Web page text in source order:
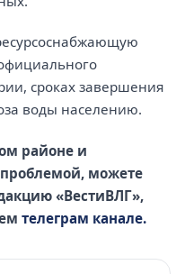
сроках завершения
воды населению.
районе и
проблемой, можете
«ВестиВЛГ»,
телеграм канале.